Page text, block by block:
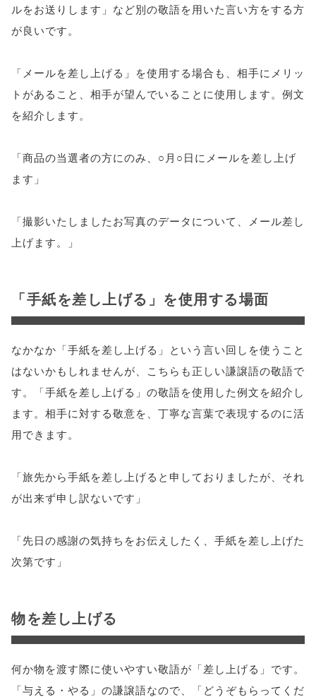
ルをお送りします」など別の敬語を用いた言い方をする方
が良いです。
「メールを差し上げる」を使用する場合も、相手にメリッ
トがあること、相手が望んでいることに使用します。例文
を紹介します。
「商品の当選者の方にのみ、○月○日にメールを差し上げ
ます」
「撮影いたしましたお写真のデータについて、メール差し
上げます。」
「手紙を差し上げる」を使用する場面
なかなか「手紙を差し上げる」という言い回しを使うこと
はないかもしれませんが、こちらも正しい謙譲語の敬語で
す。「手紙を差し上げる」の敬語を使用した例文を紹介し
ます。相手に対する敬意を、丁寧な言葉で表現するのに活
用できます。
「旅先から手紙を差し上げると申しておりましたが、それ
が出来ず申し訳ないです」
「先日の感謝の気持ちをお伝えしたく、手紙を差し上げた
次第です」
物を差し上げる
何か物を渡す際に使いやすい敬語が「差し上げる」です。
「与える・やる」の謙譲語なので、「どうぞもらってくだ